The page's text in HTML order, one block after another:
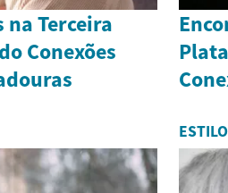
Terceira
Conexões